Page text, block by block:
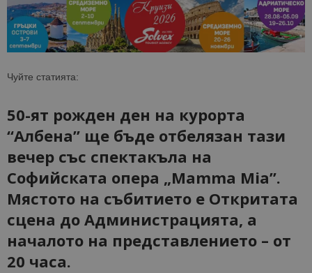
Чуйте статията:
50-ят рожден ден на курорта
“Албена” ще бъде отбелязан тази
вечер със спектакъла на
Софийската опера „Mamma Mia”.
Мястото на събитието е Откритата
сцена до Администрацията, а
началото на представлението – от
20 часа.